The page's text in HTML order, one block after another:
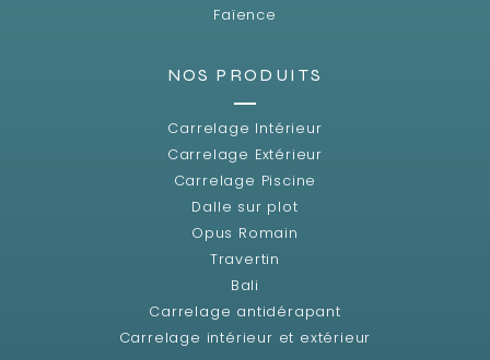
Faïence
NOS PRODUITS
Carrelage Intérieur
Carrelage Extérieur
Carrelage Piscine
Dalle sur plot
Opus Romain
Travertin
Bali
Carrelage antidérapant
Carrelage intérieur et extérieur